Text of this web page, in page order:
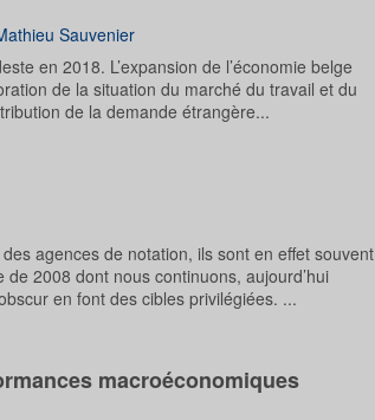
Sauvenier
en 2018. L’expansion de l’économie belge
de la situation du marché du travail et du
de la demande étrangère...
agences de notation, ils sont en effet souvent
2008 dont nous continuons, aujourd’hui
en font des cibles privilégiées. ...
macroéconomiques